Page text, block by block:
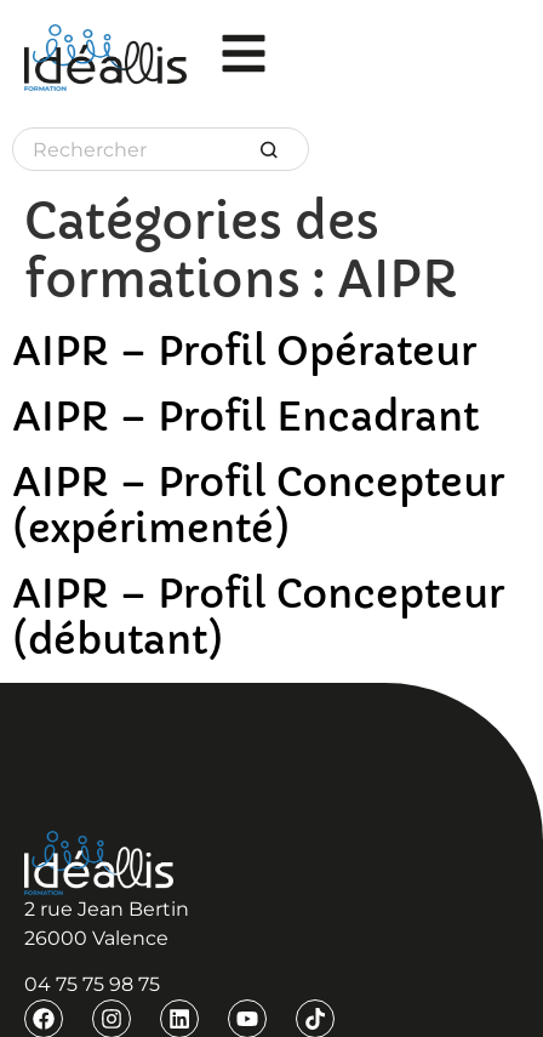
Catégories des
formations : AIPR
AIPR – Profil Opérateur
AIPR – Profil Encadrant
AIPR – Profil Concepteur
(expérimenté)
AIPR – Profil Concepteur
(débutant)
2 rue Jean Bertin
26000 Valence
04 75 75 98 75